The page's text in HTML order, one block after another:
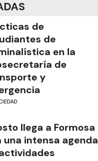
de
de
en la
de
y
llega a Formosa
una intensa agenda